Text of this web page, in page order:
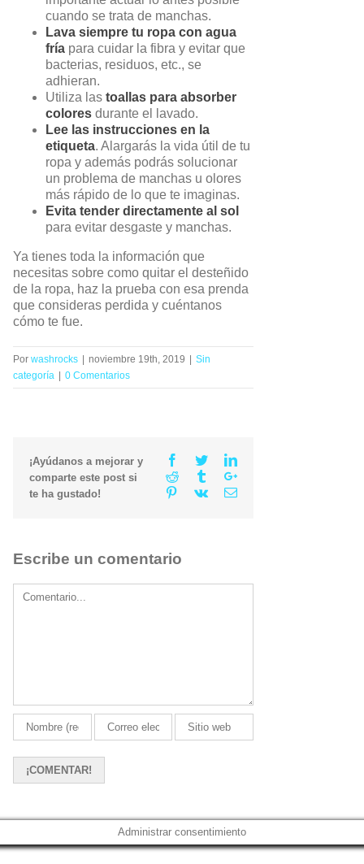
cuando se trata de manchas.
Lava siempre tu ropa con agua
fría para cuidar la fibra y evitar que
bacterias, residuos, etc., se
adhieran.
Utiliza las toallas para absorber
colores durante el lavado.
Lee las instrucciones en la
etiqueta. Alargarás la vida útil de tu
ropa y además podrás solucionar
un problema de manchas u olores
más rápido de lo que te imaginas.
Evita tender directamente al sol
para evitar desgaste y manchas.
Ya tienes toda la información que
necesitas sobre como quitar el desteñido
de la ropa, haz la prueba con esa prenda
que consideras perdida y cuéntanos
cómo te fue.
Por washrocks noviembre 19th, 2019
Sin
categoría
0 Comentarios
¡Ayúdanos a mejorar y
comparte este post si
te ha gustado!
Facebook
TwitterLinkedin
Reddit
TumblrGoogle+
Pinterest
Vk Email
Escribe un comentario
Comment
Administrar consentimiento